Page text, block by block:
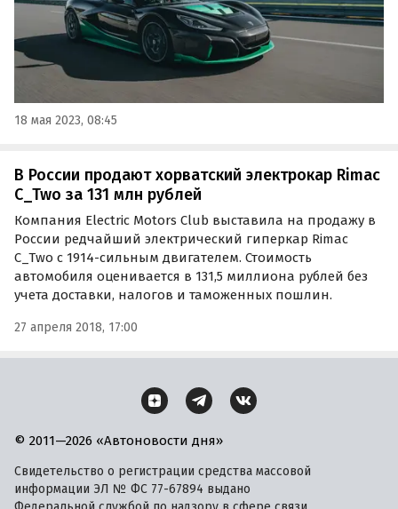
18 мая 2023, 08:45
В России продают хорватский электрокар Rimac
C_Two за 131 млн рублей
Компания Electric Motors Club выставила на продажу в
России редчайший электрический гиперкар Rimac
C_Two с 1914-сильным двигателем. Стоимость
автомобиля оценивается в 131,5 миллиона рублей без
учета доставки, налогов и таможенных пошлин.
27 апреля 2018, 17:00
© 2011—2026 «Автоновости дня»
Свидетельство о регистрации средства массовой
информации ЭЛ № ФС 77-67894 выдано